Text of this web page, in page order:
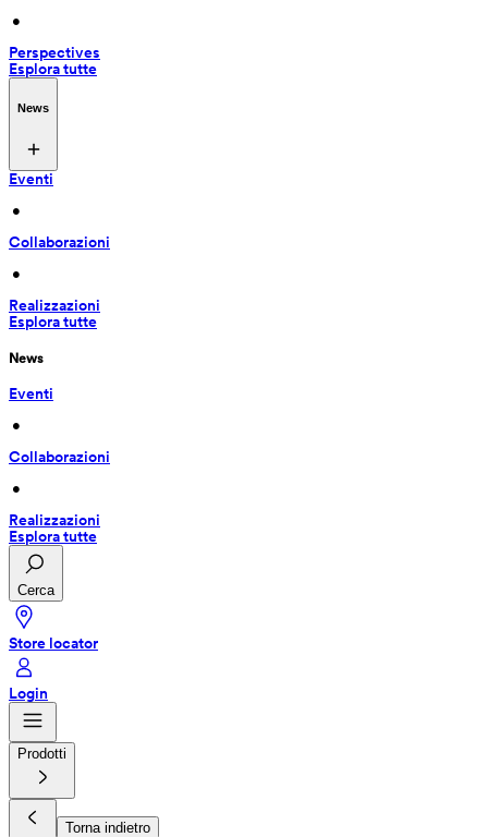
•
Perspectives
Esplora tutte
News
Eventi
•
Collaborazioni
•
Realizzazioni
Esplora tutte
News
Eventi
•
Collaborazioni
•
Realizzazioni
Esplora tutte
Cerca
Store locator
Login
Prodotti
Torna indietro